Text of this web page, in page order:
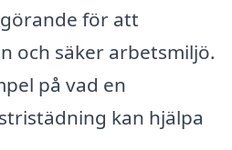
för att
och säker arbetsmiljö.
på vad en
kan hjälpa